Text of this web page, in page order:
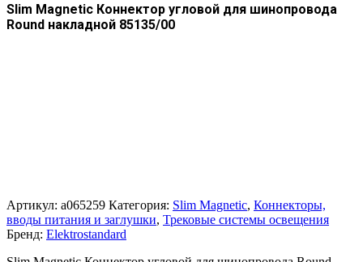
Slim Magnetic Коннектор угловой для шинопровода
Round накладной 85135/00
Артикул: a065259 Категория: Slim Magnetic, Коннекторы,
вводы питания и заглушки, Трековые системы освещения
Бренд: Elektrostandard